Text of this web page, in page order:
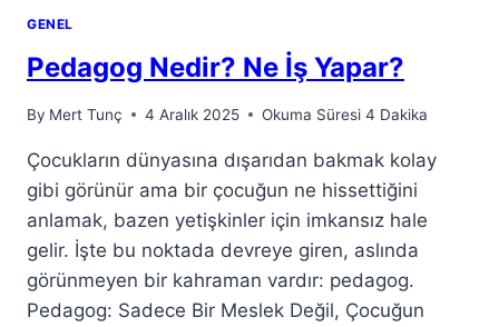
GENEL
Pedagog Nedir? Ne İş Yapar?
By Mert Tunç 4 Aralık 2025 Okuma Süresi 4 Dakika
Çocukların dünyasına dışarıdan bakmak kolay
gibi görünür ama bir çocuğun ne hissettiğini
anlamak, bazen yetişkinler için imkansız hale
gelir. İşte bu noktada devreye giren, aslında
görünmeyen bir kahraman vardır: pedagog.
Pedagog: Sadece Bir Meslek Değil, Çocuğun